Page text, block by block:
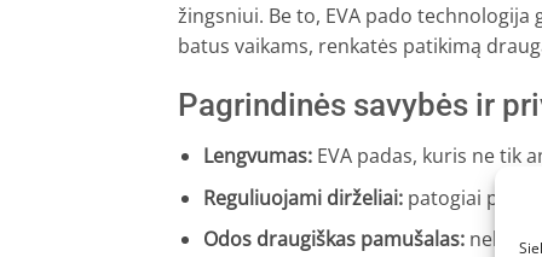
žingsniui. Be to, EVA pado technologija
batus vaikams, renkatės patikimą
Pagrindinės savybės ir
Lengvumas:EVA padas, kuris ne tik
Reguliuojami dirželiai:patogiai
Odos draugiškas pamušalas:nekelia